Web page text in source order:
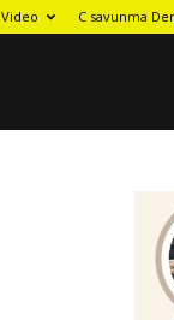
Video C savunma